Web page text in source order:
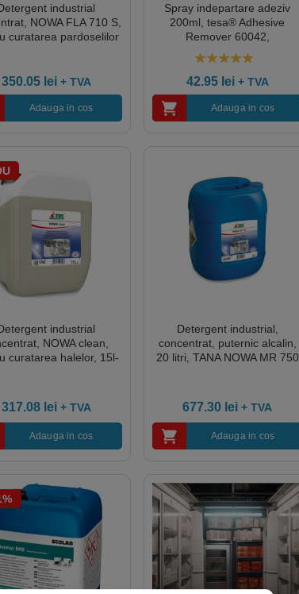
industrial
NOWA FLA 710 S,
curatarea pardoselilor
grea, 10L, spumare
redusa
350.05 lei + TVA
Adauga in cos
Spray indepartare adeziv
200ml, tesa® Adhesive
Remover 60042,
îndepărteaza urme și
reziduuri de adezivi, benzi
adezive, lipici și etichete
42.95 lei + TVA
Adauga in cos
industrial
NOWA clean,
curatarea halelor, 15l-
317.08 lei + TVA
Adauga in cos
Detergent industrial,
concentrat, puternic alcalin,
20 litri, TANA NOWA MR 750
677.30 lei + TVA
Adauga in cos